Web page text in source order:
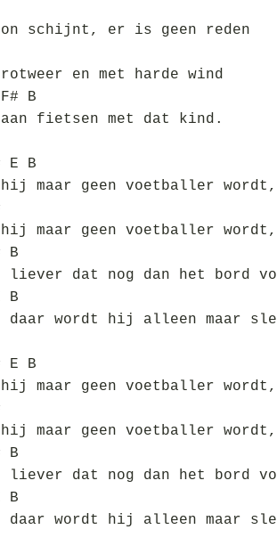
schijnt, er is geen reden
en met harde wind
B
fietsen met dat kind.
E B
maar geen voetballer wordt,
maar geen voetballer wordt,
B
liever dat nog dan het bord
B
daar wordt hij alleen maar
E B
maar geen voetballer wordt,
maar geen voetballer wordt,
B
liever dat nog dan het bord
B
daar wordt hij alleen maar